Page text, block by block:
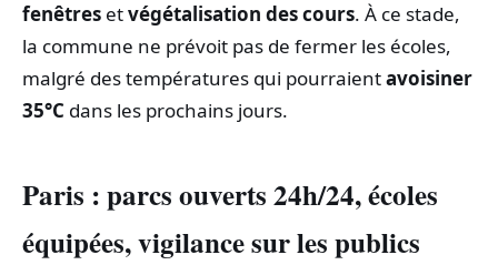
fenêtres etvégétalisation des cours. À ce stade,
la commune ne prévoit pas de fermer les écoles,
malgré des températures qui pourraientavoisiner
35°C dans les prochains jours.
Paris : parcs ouverts 24h/24, écoles
équipées, vigilance sur les publics